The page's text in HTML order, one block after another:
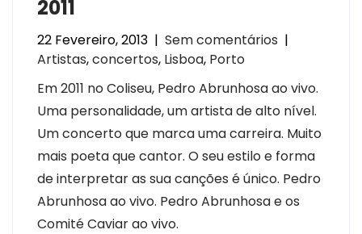
2011
22 Fevereiro, 2013 | Sem comentários |
Artistas,concertos, Lisboa, Porto
Em 2011 no Coliseu, Pedro Abrunhosa ao vivo.
Uma personalidade, um artista de alto nível.
Um concerto que marca uma carreira. Muito
mais poeta que cantor. O seu estilo e forma
de interpretar as sua canções é único. Pedro
Abrunhosa ao vivo. Pedro Abrunhosa e os
Comité Caviar ao vivo.